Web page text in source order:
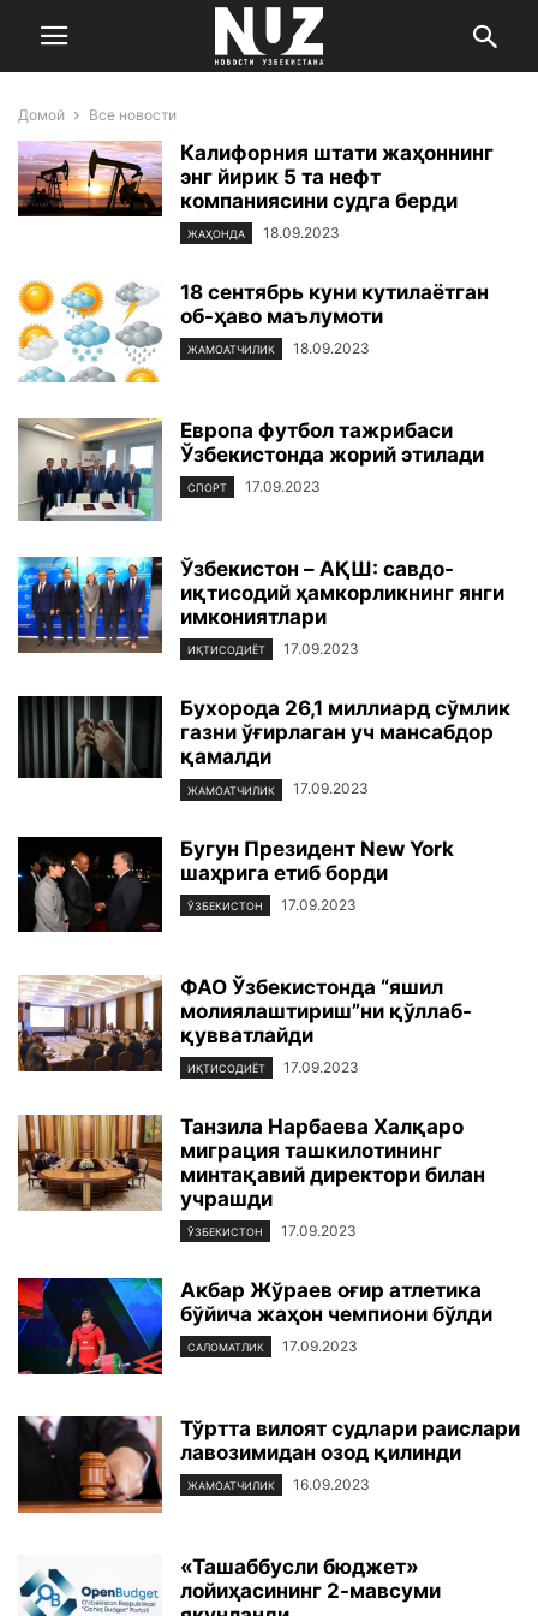
Домой Все новости
Калифорния штати жаҳоннинг
энг йирик 5 та нефт
компаниясини судга берди
ЖАҲОНДА 18.09.2023
18 сентябрь куни кутилаётган
об-ҳаво маълумоти
ЖАМОАТЧИЛИК 18.09.2023
Европа футбол тажрибаси
Ўзбекистонда жорий этилади
СПОРТ 17.09.2023
Ўзбекистон – AҚШ: савдо-
иқтисодий ҳамкорликнинг янги
имкониятлари
ИҚТИСОДИЁТ 17.09.2023
Бухорода 26,1 миллиард сўмлик
газни ўғирлаган уч мансабдор
қамалди
ЖАМОАТЧИЛИК 17.09.2023
Бугун Президент New York
шаҳрига етиб борди
ЎЗБЕКИСТОН 17.09.2023
ФАО Ўзбекистонда “яшил
молиялаштириш”ни қўллаб-
қувватлайди
ИҚТИСОДИЁТ 17.09.2023
Танзила Нарбаева Халқаро
миграция ташкилотининг
минтақавий директори билан
учрашди
ЎЗБЕКИСТОН 17.09.2023
Акбар Жўраев оғир атлетика
бўйича жаҳон чемпиони бўлди
САЛОМАТЛИК 17.09.2023
Тўртта вилоят судлари раислари
лавозимидан озод қилинди
ЖАМОАТЧИЛИК 16.09.2023
«Ташаббусли бюджет»
лойиҳасининг 2-мавсуми